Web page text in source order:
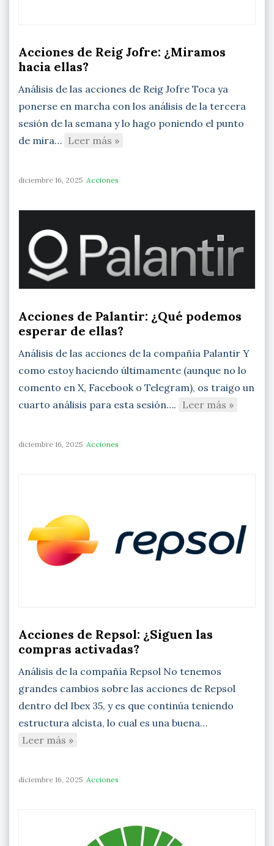
Acciones de Reig Jofre: ¿Miramos
hacia ellas?
Análisis de las acciones de Reig Jofre Toca ya
ponerse en marcha con los análisis de la tercera
sesión de la semana y lo hago poniendo el punto
de mira… Leer más »
diciembre 16, 2025 Acciones
Acciones de Palantir: ¿Qué podemos
esperar de ellas?
Análisis de las acciones de la compañía Palantir Y
como estoy haciendo últimamente (aunque no lo
comento en X, Facebook o Telegram), os traigo un
cuarto análisis para esta sesión…. Leer más »
diciembre 16, 2025 Acciones
Acciones de Repsol: ¿Siguen las
compras activadas?
Análisis de la compañía Repsol No tenemos
grandes cambios sobre las acciones de Repsol
dentro del Ibex 35, y es que continúa teniendo
estructura alcista, lo cual es una buena…
Leer más »
diciembre 16, 2025 Acciones